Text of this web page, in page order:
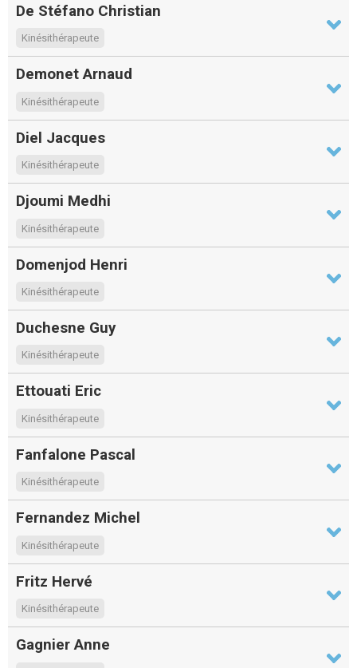
De Stéfano Christian
Kinésithérapeute
Demonet Arnaud
Kinésithérapeute
Diel Jacques
Kinésithérapeute
Djoumi Medhi
Kinésithérapeute
Domenjod Henri
Kinésithérapeute
Duchesne Guy
Kinésithérapeute
Ettouati Eric
Kinésithérapeute
Fanfalone Pascal
Kinésithérapeute
Fernandez Michel
Kinésithérapeute
Fritz Hervé
Kinésithérapeute
Gagnier Anne